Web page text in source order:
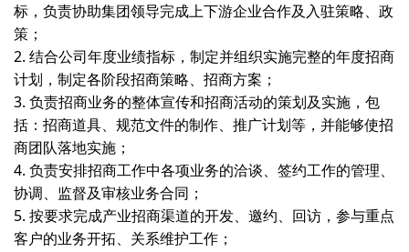
标，负责协助集团领导完成上下游企业合作及入驻策略、政
策；
2. 结合公司年度业绩指标，制定并组织实施完整的年度招商
计划，制定各阶段招商策略、招商方案；
3. 负责招商业务的整体宣传和招商活动的策划及实施，包
括：招商道具、规范文件的制作、推广计划等，并能够使招
商团队落地实施；
4. 负责安排招商工作中各项业务的洽谈、签约工作的管理、
协调、监督及审核业务合同；
5. 按要求完成产业招商渠道的开发、邀约、回访，参与重点
客户的业务开拓、关系维护工作；